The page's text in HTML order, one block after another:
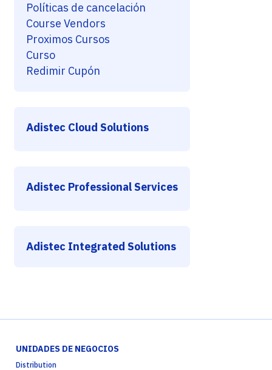
Políticas de cancelación
Course Vendors
Proximos Cursos
Curso
Redimir Cupón
Adistec Cloud Solutions
Adistec Professional Services
Adistec Integrated Solutions
UNIDADES DE NEGOCIOS
Distribution